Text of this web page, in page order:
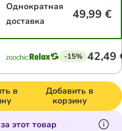
Однократная
доставка
49,99 €
-15% 42,49
в
Добавить в
корзину
этот товар